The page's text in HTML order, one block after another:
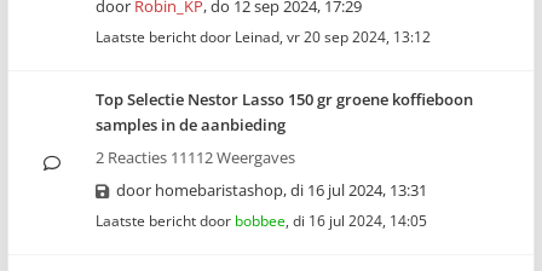
door Robin_KP,do 12 sep 2024, 17:29
Laatste bericht door Leinad, vr 20 sep 2024, 13:12
Top Selectie Nestor Lasso 150 gr groene koffieboon
samples in de aanbieding
2 Reacties 11112 Weergaves
door homebaristashop,di 16 jul 2024, 13:31
Laatste bericht door bobbee, di 16 jul 2024, 14:05